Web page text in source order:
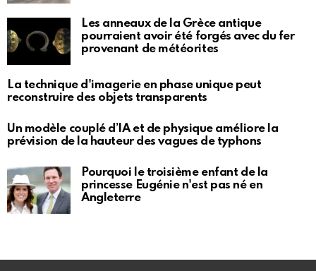
Les anneaux de la Grèce antique
pourraient avoir été forgés avec du fer
provenant de météorites
La technique d'imagerie en phase unique peut
reconstruire des objets transparents
Un modèle couplé d’IA et de physique améliore la
prévision de la hauteur des vagues de typhons
Pourquoi le troisième enfant de la
princesse Eugénie n'est pas né en
Angleterre